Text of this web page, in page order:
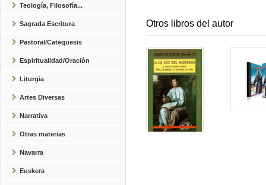
Teología, Filosofía...
Sagrada Escritura
Pastoral/Catequesis
Espiritualidad/Oración
Liturgia
Artes Diversas
Narrativa
Otras materias
Navarra
Euskera
Otros libros del autor